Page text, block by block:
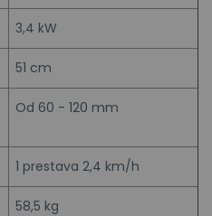
3,4 kW
51 cm
Od 60 - 120 mm
1 prestava 2,4 km/h
58,5 kg